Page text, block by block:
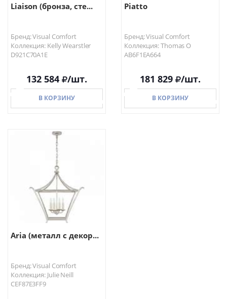
Liaison (бронза, сте...
Бренд: Visual Comfort
Коллекция: Kelly Wearstler
D921C70A1E
132 584 /шт.
В КОРЗИНУ
В КОРЗИНУ
Piatto
Бренд: Visual Comfort
Коллекция: Thomas O
AB6F1EA664
181 829 /шт.
В КОРЗИНУ
Aria (металл с декор...
Бренд: Visual Comfort
Коллекция: Julie Neill
CEF87E3FF9